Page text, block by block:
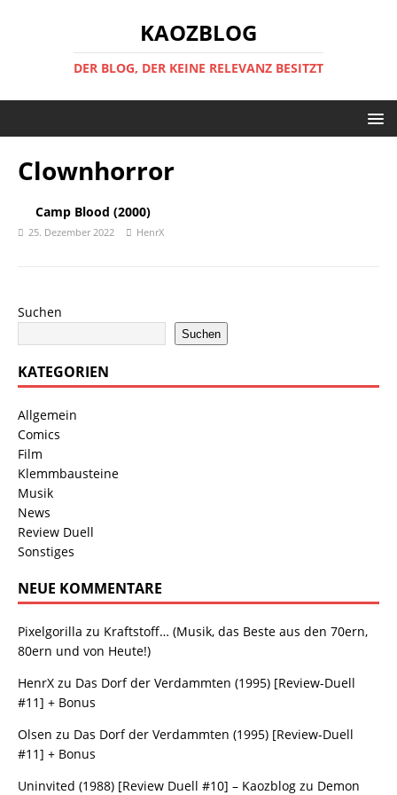
KAOZBLOG
DER BLOG, DER KEINE RELEVANZ BESITZT
Clownhorror
Camp Blood (2000)
25. Dezember 2022 HenrX
Suchen
Suchen
KATEGORIEN
Allgemein
Comics
Film
Klemmbausteine
Musik
News
Review Duell
Sonstiges
NEUE KOMMENTARE
Pixelgorilla zu Kraftstoff… (Musik, das Beste aus den 70ern,
80ern und von Heute!)
HenrX zu Das Dorf der Verdammten (1995) [Review-Duell
#11] + Bonus
Olsen zu Das Dorf der Verdammten (1995) [Review-Duell
#11] + Bonus
Uninvited (1988) [Review Duell #10] – Kaozblog zu Demon